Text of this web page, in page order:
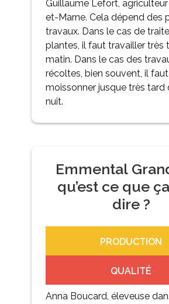
Guillaume Lefort, agriculteur
et-Marne. Cela dépend des
travaux. Dans le cas de
plantes, il faut travailler très
matin. Dans le cas des
récoltes, bien souvent, il faut
moissonner jusque très tard
nuit.
Emmental
qu’est ce que
dire ?
PRODUCTION
QUALITÉ
Anna Boucard, éleveuse